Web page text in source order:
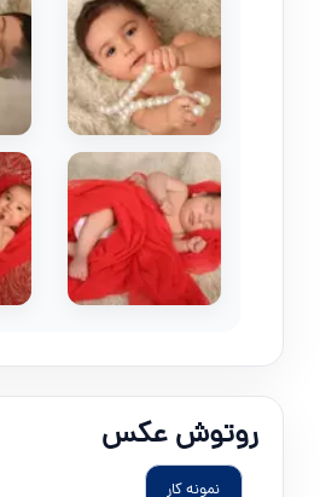
روتوش عکس
نمونه کار